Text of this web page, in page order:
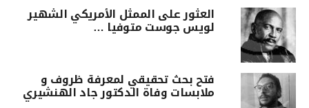
العثور على الممثل الأمريكي الشهير
لويس جوست متوفيا …
فتح بحث تحقيقي لمعرفة ظروف و
ملابسات وفاة الدكتور جاد الهنشيري